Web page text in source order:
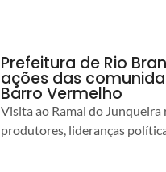
Prefeitura de Rio
ações das
Barro Vermelho
Visita ao Ramal do
produtores, lideranças